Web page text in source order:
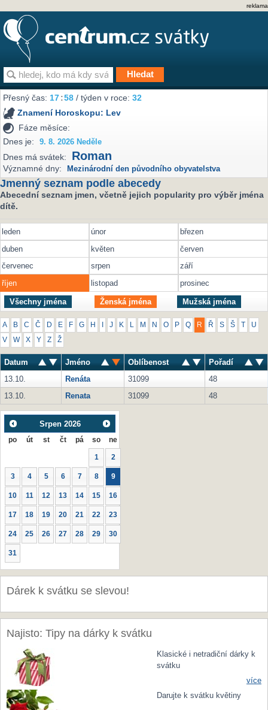
reklama
Přesný čas:17:58 / týden v roce:32
Znamení Horoskopu: Lev
Fáze měsíce:
Dnes je:
9. 8. 2026 Neděle
Dnes má svátek: Roman
Významné dny: Mezinárodní den původního obyvatelstva
Jmenný seznam podle abecedy
Abecední seznam jmen, včetně jejich popularity pro výběr jména
dítě.
leden únor
březen
duben
květen
červen
červenec
srpen
září
říjen
listopad prosinec
Všechny jména Ženská jména Mužská jména
A B C Č D E F G H J K M N O P Q R Ř S Š U
V W X Y Z Ž
Datum Jméno Oblíbenost
Pořadí
13.10.
Renáta 31099
48
13.10.
Renata 31099 48
Srpen 2026
po út st čt pá so ne
1 2
3 4 5 6 7 8 9
10 11 12 13 14 15 16
17 18 19 20 21 22 23
24 25 26 27 28 29 30
31
Dárek k svátku se slevou!
Najisto: Tipy na dárky k svátku
Klasické i netradiční dárky k
svátku
více
Darujte k svátku květiny